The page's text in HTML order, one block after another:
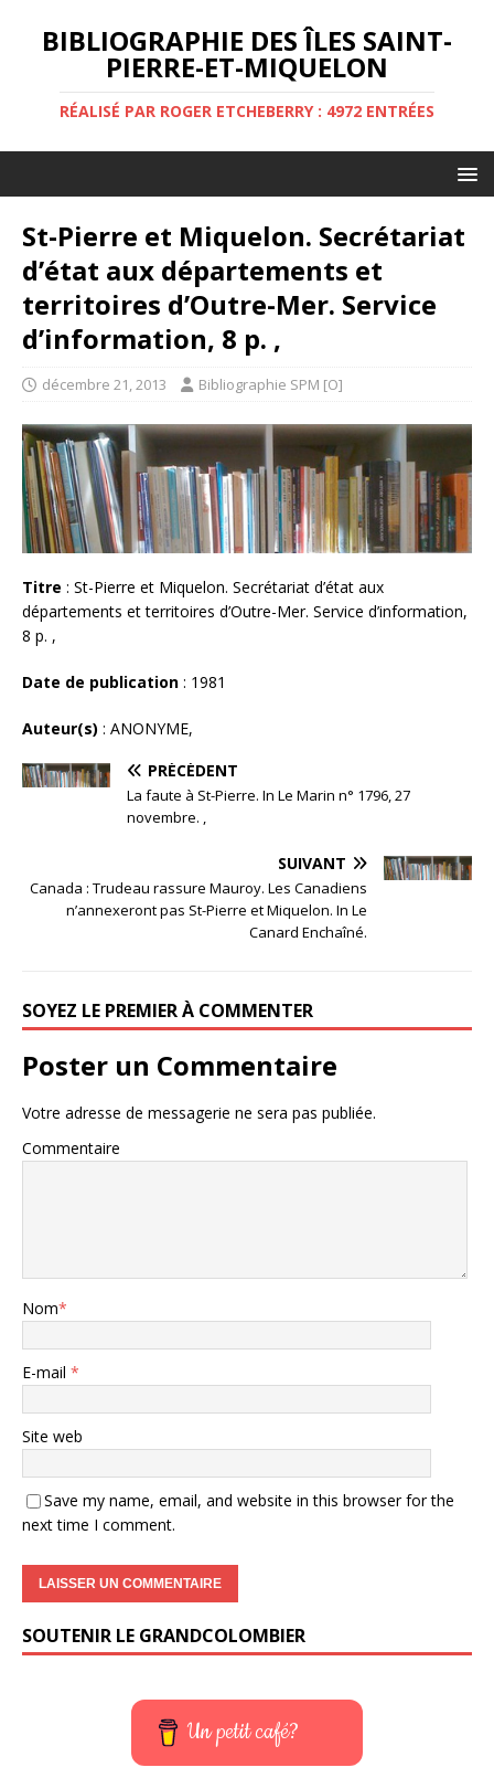
BIBLIOGRAPHIE DES ÎLES SAINT-
PIERRE-ET-MIQUELON
RÉALISÉ PAR ROGER ETCHEBERRY : 4972 ENTRÉES
St-Pierre et Miquelon. Secrétariat
d’état aux départements et
territoires d’Outre-Mer. Service
d’information, 8 p. ,
décembre 21, 2013 Bibliographie SPM [O]
Titre : St-Pierre et Miquelon. Secrétariat d’état aux
départements et territoires d’Outre-Mer. Service d’information,
8 p. ,
Date de publication : 1981
Auteur(s) : ANONYME,
PRÉCÉDENT
La faute à St-Pierre. In Le Marin n° 1796, 27
novembre. ,
SUIVANT
Canada : Trudeau rassure Mauroy. Les Canadiens
n’annexeront pas St-Pierre et Miquelon. In Le
Canard Enchaîné.
SOYEZ LE PREMIER À COMMENTER
Poster un Commentaire
Votre adresse de messagerie ne sera pas publiée.
Commentaire
Nom*
E-mail *
Site web
Save my name, email, and website in this browser for the
next time I comment.
SOUTENIR LE GRANDCOLOMBIER
Un petit café?